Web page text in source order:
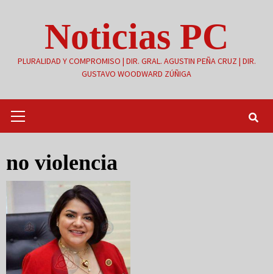
Noticias PC
PLURALIDAD Y COMPROMISO | DIR. GRAL. AGUSTIN PEÑA CRUZ | DIR.
GUSTAVO WOODWARD ZÚÑIGA
primario
no violencia